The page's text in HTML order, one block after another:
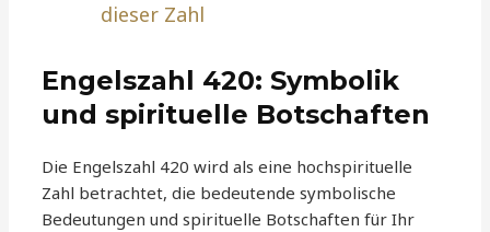
dieser Zahl
Engelszahl 420: Symbolik
und spirituelle Botschaften
Die Engelszahl 420 wird als eine hochspirituelle
Zahl betrachtet, die bedeutende symbolische
Bedeutungen und spirituelle Botschaften für Ihr